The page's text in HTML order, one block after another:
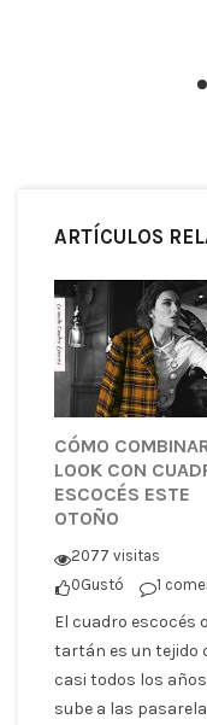
ARTÍCULOS
CÓMO
LOOK CON
ESCOCÉS ESTE
OTOÑO
2077 visitas
0Gustó 1
El cuadro escocés o
tartán es un tejido
casi todos los
sube a las